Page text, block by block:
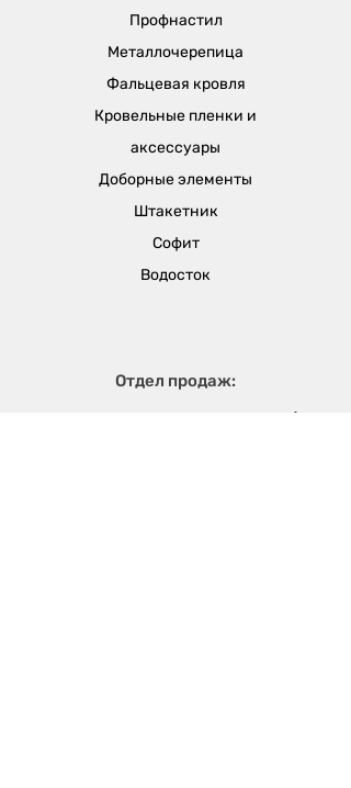
Воздух может поступать в
вертикальной или горизонтальной
плоскости с температурой ниже
или выше температуры в
помещении.
Отдел продаж:
г. Одесса, ул. Вячеслава Кириллова (пер.
Профнастил
Металлочерепица
Фальцевая кровля
Кровельные пленки и
аксессуары
Доборные элементы
Штакетник
Софит
Водосток